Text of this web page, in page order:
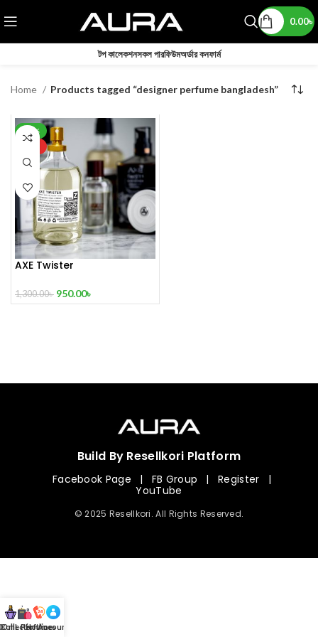
0.00৳
টপ কালেকশনসকল পারফিউমঅর্ডার কনফার্ম
Home Products tagged “designer perfume bangladesh”
-27%
AXE Twister
1,300.00৳ 950.00৳
Build By Resellkori Platform
Facebook Page | FB Group | Register
|
YouTube
© 2025 Resellkori. All Rights Reserved.
mL Perfumes
Hotline
Account